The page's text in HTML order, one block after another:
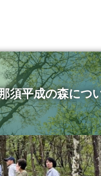
須平成の森につ